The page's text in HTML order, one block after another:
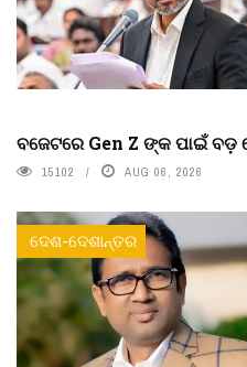
ବଜେଟରେ Gen Z ଙ୍କ ପାଇଁ ବଡ଼
15102 AUG 06, 2026
ଦେଶ-ଦେଶାନ୍ତର